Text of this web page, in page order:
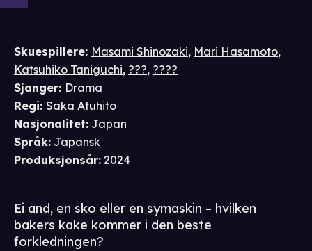
Skuespillere: Masami Shinozaki, Mari Hasamoto,
Katsuhiko Taniguchi, ???, ????
Sjanger: Drama
Regi: Saka Atuhito
Nasjonalitet: Japan
Språk: Japansk
Produksjonsår: 2024
Ei and, en sko eller en symaskin – hvilken
bakers kake kommer i den beste
forkledningen?